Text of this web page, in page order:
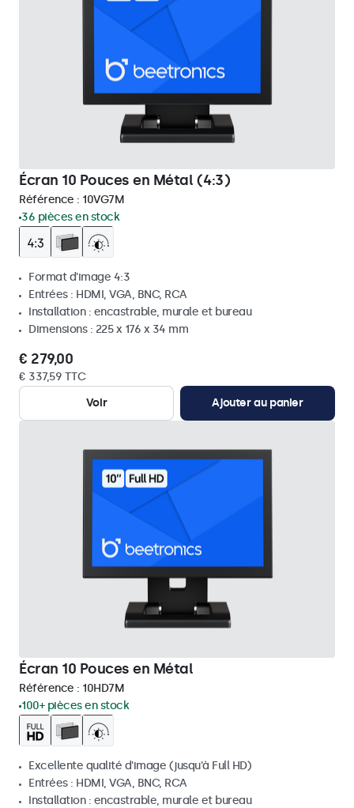
Écran 10 Pouces en Métal (4:3)
Référence : 10VG7M
36 pièces en stock
Format d'image 4:3
Entrées : HDMI, VGA, BNC, RCA
Installation : encastrable, murale et bureau
Dimensions : 225 x 176 x 34 mm
€ 279,00
€ 337,59 TTC
Voir
Ajouter au panier
Écran 10 Pouces en Métal
Référence : 10HD7M
100+ pièces en stock
Excellente qualité d'image (jusqu'à Full HD)
Entrées : HDMI, VGA, BNC, RCA
Installation : encastrable, murale et bureau